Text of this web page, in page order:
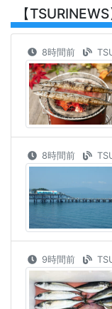
【
8時間前
8時間前
9時間前